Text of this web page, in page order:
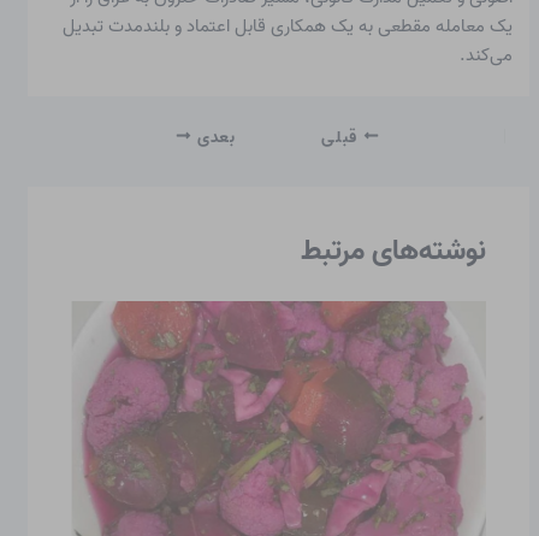
یک معامله مقطعی به یک همکاری قابل اعتماد و بلندمدت تبدیل
می‌کند.
قبلی بعدی
نوشته‌های مرتبط